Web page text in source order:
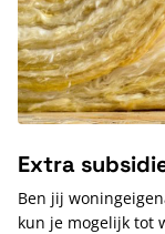
Extra
Ben jij
kun je mogelijk tot